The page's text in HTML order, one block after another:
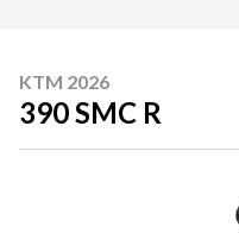
KTM 2026
390 SMC R